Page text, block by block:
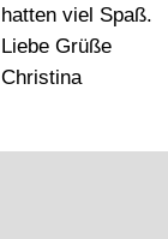
hatten viel Spaß.
Liebe Grüße
Christina